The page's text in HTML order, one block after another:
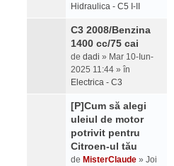
Hidraulica - C5 I-II
C3 2008/Benzina
1400 cc/75 cai
de dadi » Mar 10-Iun-
2025 11:44 » în
Electrica - C3
[P]Cum să alegi
uleiul de motor
potrivit pentru
Citroen-ul tău
de MisterClaude » Joi